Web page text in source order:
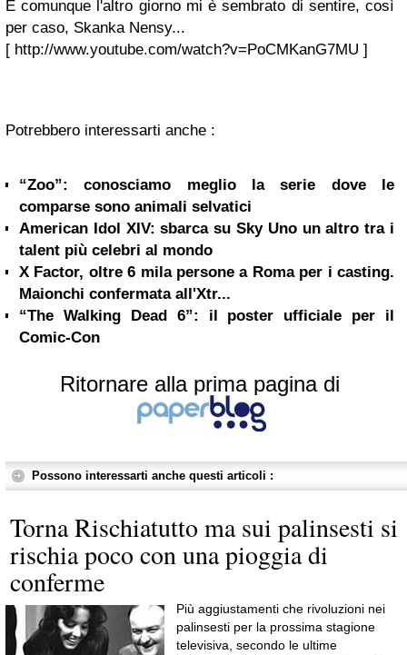
E comunque l'altro giorno mi è sembrato di sentire, così
per caso, Skanka Nensy...
[ http://www.youtube.com/watch?v=PoCMKanG7MU ]
Potrebbero interessarti anche :
“Zoo”: conosciamo meglio la serie dove le
comparse sono animali selvatici
American Idol XIV: sbarca su Sky Uno un altro tra i
talent più celebri al mondo
X Factor, oltre 6 mila persone a Roma per i casting.
Maionchi confermata all'Xtr...
“The Walking Dead 6”: il poster ufficiale per il
Comic-Con
Ritornare alla prima pagina di
Possono interessarti anche questi articoli :
Torna Rischiatutto ma sui palinsesti si
rischia poco con una pioggia di
conferme
Più aggiustamenti che rivoluzioni nei
palinsesti per la prossima stagione
televisiva, secondo le ultime